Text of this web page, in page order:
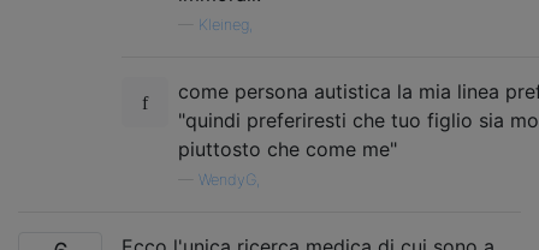
Kleineg,
come persona autistica la mia linea
"quindi preferiresti che tuo figlio sia
piuttosto che come me"
WendyG,